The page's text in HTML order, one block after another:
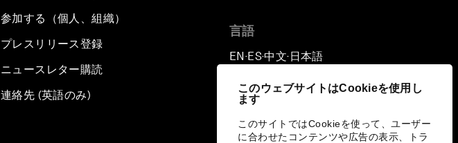
このウェブサイトはCookieを使用し
ます
このサイトではCookieを使って、ユーザー
に合わせたコンテンツや広告の表示、トラ
参加する（個人、組織）
プレスリリース登録
ニュースレター購読
連絡先 (英語のみ)
言語
EN ▪ES▪中文▪ 日本語